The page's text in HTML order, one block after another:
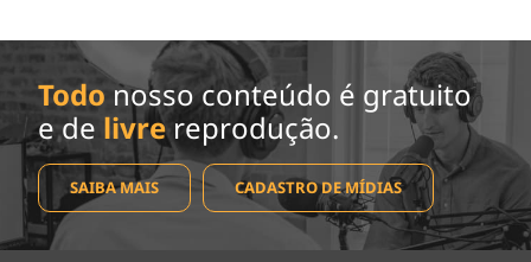
Todo nosso conteúdo é gratuito
e de livrereprodução.
SAIBA MAIS CADASTRO DE MÍDIAS